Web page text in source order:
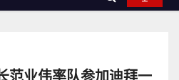
范业伟率队参加迪拜一